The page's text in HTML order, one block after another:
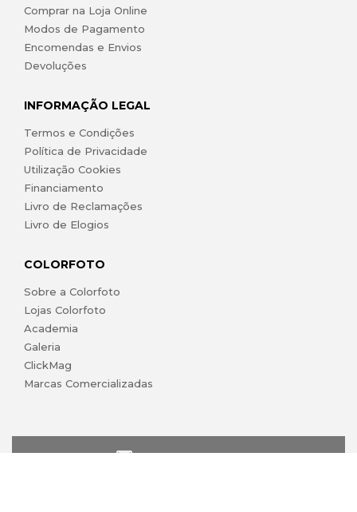
Comprar na Loja Online
Modos de Pagamento
Encomendas e Envios
Devoluções
INFORMAÇÃO LEGAL
Termos e Condições
Política de Privacidade
Utilização Cookies
Financiamento
Livro de Reclamações
Livro de Elogios
COLORFOTO
Sobre a Colorfoto
Lojas Colorfoto
Academia
Galeria
ClickMag
Marcas Comercializadas
lojaonline@colorfoto.pt